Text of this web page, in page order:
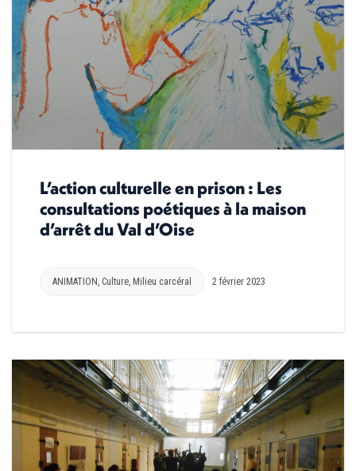
L’action culturelle en prison : Les
consultations poétiques à la maison
d’arrêt du Val d’Oise
ANIMATION Culture Milieu carcéral 2 février 2023